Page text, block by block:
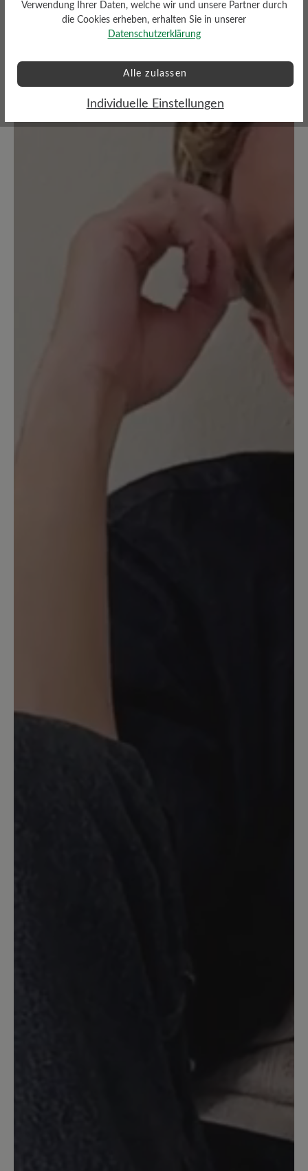
Keine Bewertungen gefunden. Teilen Sie Ihre Erfahrungen
Verwendung Ihrer Daten, welche wir und unsere Partner durch
die Cookies erheben, erhalten Sie in unserer
Datenschutzerklärung
Alle zulassen
Individuelle Einstellungen